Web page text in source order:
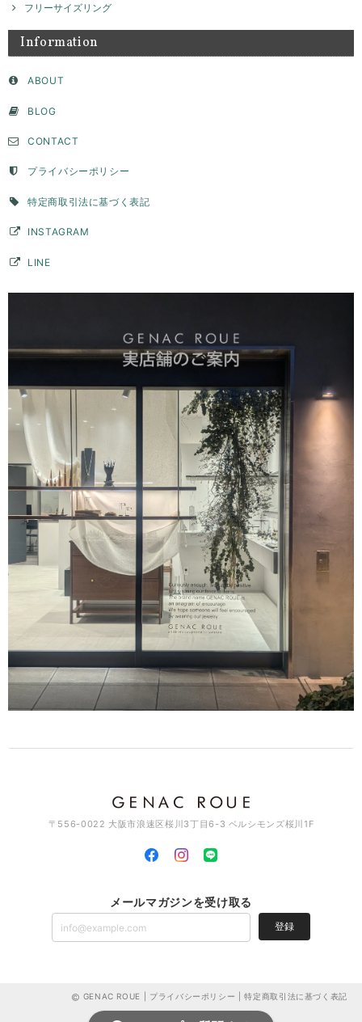
できました。たくさんの問い合わせに真摯にご対応頂きとても感謝して
います。思っていたより、いい意味でデザイン性が高く主張もあり、と
ンを通すこともできたので、リングとして使用できない時はペンダント
トップとして身につけようかなと思っています。ずっと購入を検討して
につけることができてとても満足です。購入して本当に良かったです。
がとうございました。 毎日ご愛用いただいているとの事、
クセサリーとコーディネートして頂いてもさり気なくワン
ポイントで楽しんでいただけます。お手持ちのアイテムと
色んなコーディネート楽しんでください。長くご愛用いた
願いいたします。
バーチャームリング / silver R075
2026/03/28
デザインが素敵で、また丁寧に対応頂きました。
このたびはGENAC ROUEをご愛顧いただきありがとうご
ざいました。 お気に召して頂き大変嬉しく思います。 ま
た機会がございましたらよろしくお願いいたします。 あり
がとうございました。
アソートチャームリング / silver×brass R061
素敵なデザインでとっても可愛いです♡ これから沢山使って行きますね
このたびはGENAC ROUEをご愛顧いただきありがとうご
す。ありがとうございました。
スワッグイヤカフ LSバーティカル / brass C129
とっても素敵なイヤカフです。 とても気に入って使ってます🎵 素敵な
デザインが沢山あるので、 少しづつ集めて行こうと思ってます！ 宜し
ざいました。お気に召して頂き大変嬉しく思います。色ん
なデザインやアイテムがございますのでお気に入りを見つ
フリーサイズリング
Information
ABOUT
BLOG
CONTACT
プライバシーポリシー
特定商取引法に基づく表記
INSTAGRAM
LINE
〒556-0022 大阪市浪速区桜川3丁目6-3 ベルシモンズ桜川1F
メールマガジンを受け取る
登録
GENAC ROUE | プライバシーポリシー |特定商取引法に基づく表記